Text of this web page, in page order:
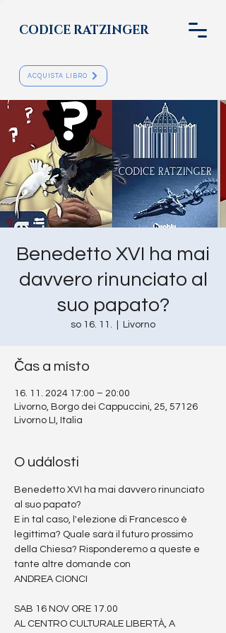
CODICE RATZINGER
ACQUISTA LIBRO
Benedetto XVI ha mai
davvero rinunciato al
suo papato?
so 16. 11. Livorno
Čas a místo
16. 11. 2024 17:00 – 20:00
Livorno, Borgo dei Cappuccini, 25, 57126
Livorno LI, Italia
O události
Benedetto XVI ha mai davvero rinunciato
al suo papato?
E in tal caso, l'elezione di Francesco è
legittima? Quale sarà il futuro prossimo
della Chiesa? Risponderemo a queste e
tante altre domande con
ANDREA CIONCI
SAB 16 NOV ORE 17.00
AL CENTRO CULTURALE LIBERTÀ, A